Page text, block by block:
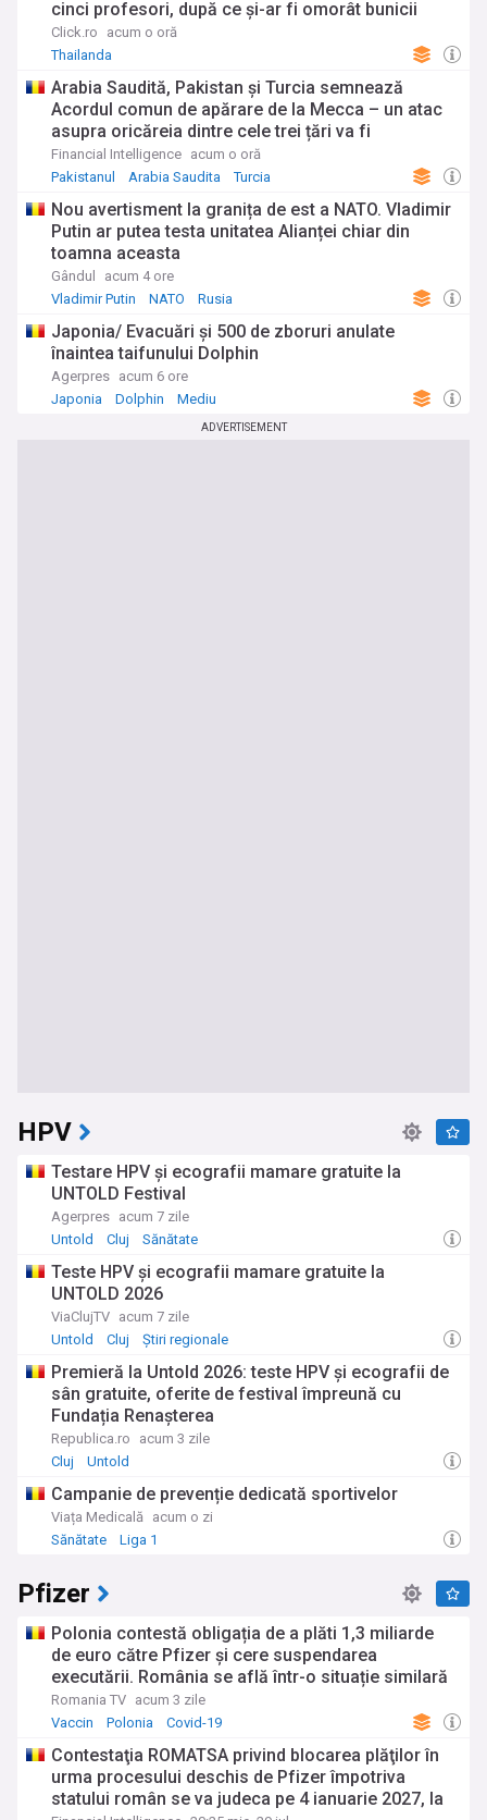
cinci profesori, după ce și-ar fi omorât bunicii
Click.ro
acum o oră
Thailanda
Arabia Saudită, Pakistan și Turcia semnează
Acordul comun de apărare de la Mecca – un atac
asupra oricăreia dintre cele trei țări va fi
considerat un atac asupra tuturor
Financial Intelligence acum o oră
Pakistanul
Arabia Saudita Turcia
Nou avertisment la granița de est a NATO. Vladimir
Putin ar putea testa unitatea Alianței chiar din
toamna aceasta
Gândul
acum 4 ore
Vladimir Putin
NATO Rusia
Japonia/ Evacuări și 500 de zboruri anulate
înaintea taifunului Dolphin
Agerpres acum 6 ore
Japonia
Dolphin Mediu
ADVERTISEMENT
HPV
Testare HPV și ecografii mamare gratuite la
UNTOLD Festival
Agerpres acum 7 zile
Untold
Cluj Sănătate
Teste HPV și ecografii mamare gratuite la
UNTOLD 2026
ViaClujTV acum 7 zile
Untold
Cluj Știri regionale
Premieră la Untold 2026: teste HPV și ecografii de
sân gratuite, oferite de festival împreună cu
Fundația Renașterea
Republica.ro
acum 3 zile
Cluj
Untold
Campanie de prevenție dedicată sportivelor
Viața Medicală acum o zi
Sănătate
Liga 1
Pfizer
Polonia contestă obligația de a plăti 1,3 miliarde
de euro către Pfizer și cere suspendarea
executării. România se află într-o situație similară
Romania TV acum 3 zile
Vaccin
Polonia Covid-19
Contestaţia ROMATSA privind blocarea plăţilor în
urma procesului deschis de Pfizer împotriva
statului român se va judeca pe 4 ianuarie 2027, la